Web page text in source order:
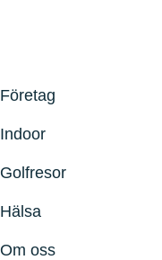
Företag
Indoor
Golfresor
Hälsa
Om oss